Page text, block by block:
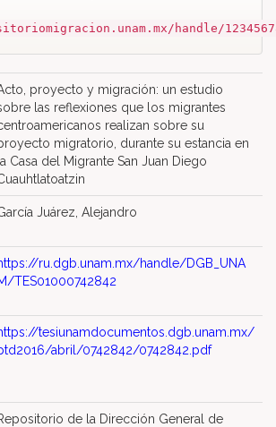
handle/
proyecto y migración: un estudio
las reflexiones que los migrantes
realizan sobre su
migratorio, durante su estancia en
la Casa del Migrante San Juan Diego
Juárez, Alejandro
ru.dgb.unam.mx/handle/DGB_UNA
TES01000742842
tesiunamdocumentos.dgb.unam.mx/
abril/0742842/0742842.pdf
de la Dirección General de